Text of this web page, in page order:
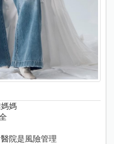
媽
院是風險管理